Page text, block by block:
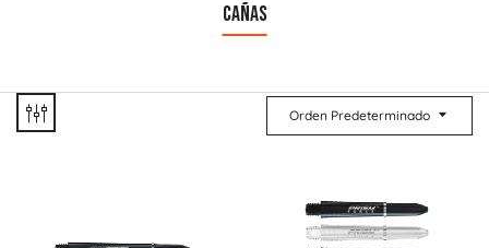
CAÑAS
Orden Predeterminado